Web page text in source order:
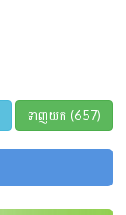
ទាញយក (657)